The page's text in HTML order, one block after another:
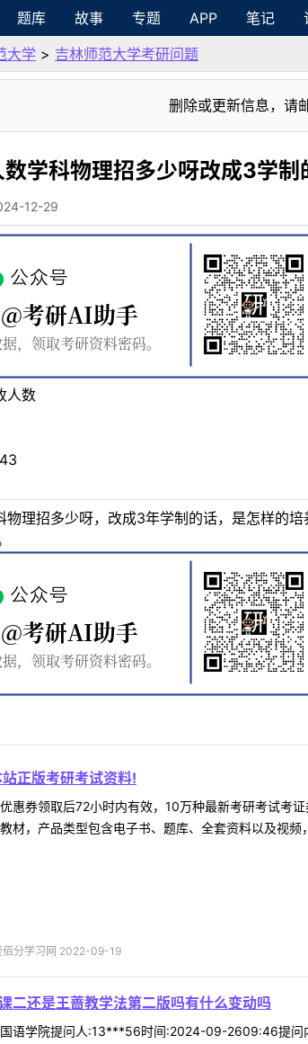
题库 故事 专题 APP 笔记
大学 > 吉林师范大学考研问题
删除或更新信息，请
学科物理招多少呀改成3学
12-29
人数
物理招多少呀，改成3年学制的话，是怎样的培
正版考研考试资料!
优惠券领取后72小时内有效，10万种最新考研考试考
教材，产品类型包含电子书、题库、全套资料以及视
佰分学习网 2022-09-19
二还是王蔷教学法第二版吗有什么变动吗
语学院提问人:13***56时间:2024-09-2609:46提问